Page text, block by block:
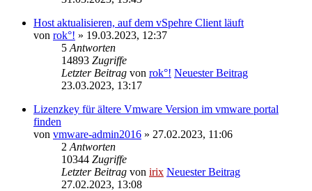
Host aktualisieren, auf dem vSpehre Client läuft
von rok°! » 19.03.2023, 12:37
5 Antworten
14893 Zugriffe
Letzter Beitrag von rok°! Neuester Beitrag
23.03.2023, 13:17
Lizenzkey für ältere Vmware Version im vmware portal
finden
von vmware-admin2016 » 27.02.2023, 11:06
2 Antworten
10344 Zugriffe
Letzter Beitrag von irix Neuester Beitrag
27.02.2023, 13:08